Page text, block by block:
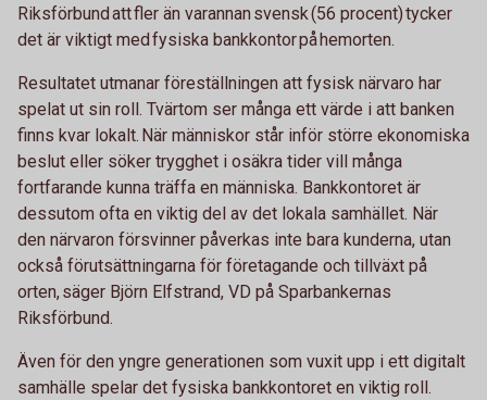
Riksförbund att fler än varannan svensk (56 procent) tycker
det är viktigt med fysiska bankkontor på hemorten.
Resultatet utmanar föreställningen att fysisk närvaro har
spelat ut sin roll. Tvärtom ser många ett värde i att banken
finns kvar lokalt. När människor står inför större ekonomiska
beslut eller söker trygghet i osäkra tider vill många
fortfarande kunna träffa en människa. Bankkontoret är
dessutom ofta en viktig del av det lokala samhället. När
den närvaron försvinner påverkas inte bara kunderna, utan
också förutsättningarna för företagande och tillväxt på
orten, säger Björn Elfstrand, VD på Sparbankernas
Riksförbund.
Även för den yngre generationen som vuxit upp i ett digitalt
samhälle spelar det fysiska bankkontoret en viktig roll.